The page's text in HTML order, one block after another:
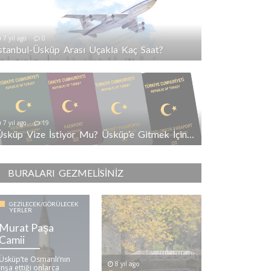
7 yıl ago 0
Üsküp Arası Uçakla Kaç Saat?
7 yıl ago 19
Üsküp Vize İstiyor Mu? Üsküp’e Gitmek İçin Vize Gerekli Mi?
BURALARI GEZMELISINIZ
GEZILECEK/GÖRÜLECEK
YERLER
Murat Paşa
Camii
Üsküp’te Osmanlı’nın
inşa ettiği onlarca
8 yıl ago